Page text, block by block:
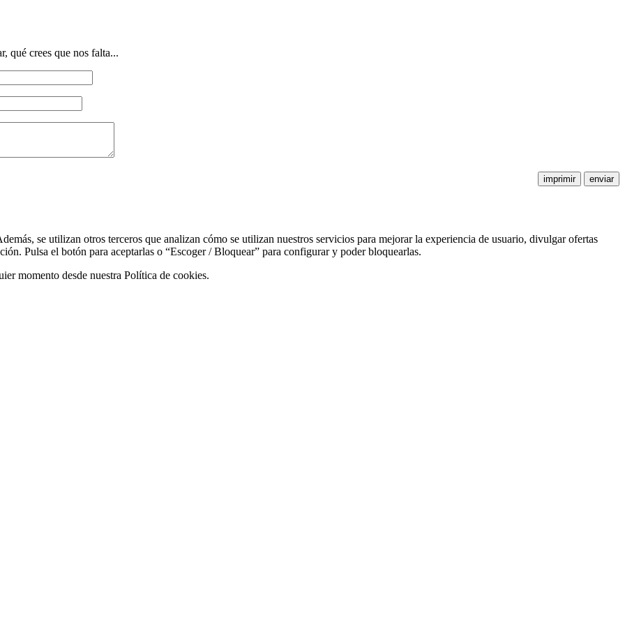
qué crees que nos falta...
se utilizan otros terceros que analizan cómo se utilizan nuestros servicios para mejorar la experiencia de usuario, divulgar ofertas
Pulsa el botón para aceptarlas o “Escoger / Bloquear” para configurar y poder bloquearlas.
momento desde nuestra Política de cookies.